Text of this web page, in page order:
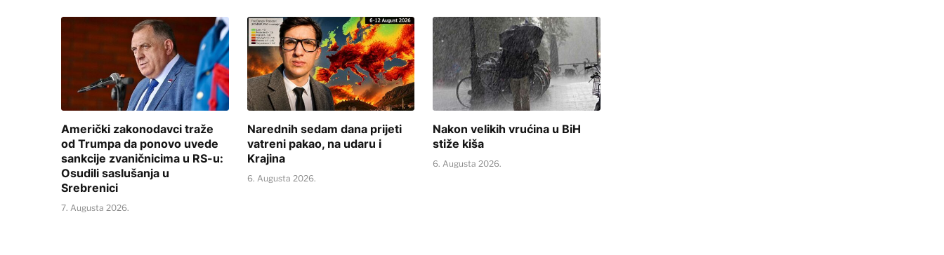
Američki zakonodavci traže
od Trumpa da ponovo uvede
sankcije zvaničnicima u RS-u:
Osudili saslušanja u
Srebrenici
7. Augusta 2026.
Narednih sedam dana prijeti
vatreni pakao, na udaru i
Krajina
6. Augusta 2026.
Nakon velikih vrućina u BiH
stiže kiša
6. Augusta 2026.